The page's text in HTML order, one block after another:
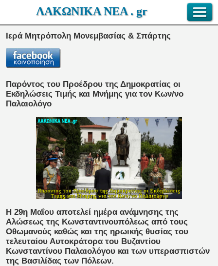
ΛΑΚΩΝΙΚΑ ΝΕΑ . gr
Ιερά Μητρόπολη Μονεμβασίας & Σπάρτης
Παρόντος του Προέδρου της Δημοκρατίας οι
Eκδηλώσεις Tιμής και Mνήμης για τον Κων/νο
Παλαιολόγο
Η 29η Μαΐου αποτελεί ημέρα ανάμνησης της
Αλώσεως της Κωνσταντινουπόλεως από τους
Οθωμανούς καθώς και της ηρωικής θυσίας του
τελευταίου Αυτοκράτορα του Βυζαντίου
Κωνσταντίνου Παλαιολόγου και των υπερασπιστών
της Βασιλίδας των Πόλεων.